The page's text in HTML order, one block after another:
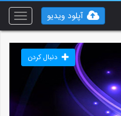
Toggle
آپلود ویدیو
دنبال کردن